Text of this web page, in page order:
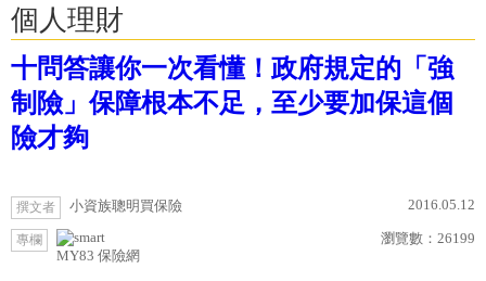
個人理財
十問答讓你一次看懂！政府規定的「強
制險」保障根本不足，至少要加保這個
險才夠
撰文者 小資族聰明買保險 2016.05.12
專欄
MY83 保險網
瀏覽數： 26199